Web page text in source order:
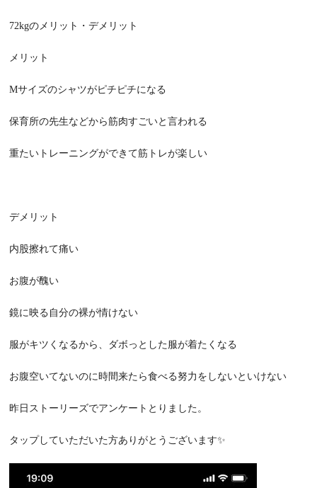
72kgのメリット・デメリット
メリット
Mサイズのシャツがピチピチになる
保育所の先生などから筋肉すごいと言われる
重たいトレーニングができて筋トレが楽しい
デメリット
内股擦れて痛い
お腹が醜い
鏡に映る自分の裸が情けない
服がキツくなるから、ダボっとした服が着たくなる
お腹空いてないのに時間来たら食べる努力をしないといけない
昨日ストーリーズでアンケートとりました。
タップしていただいた方ありがとうございます✨